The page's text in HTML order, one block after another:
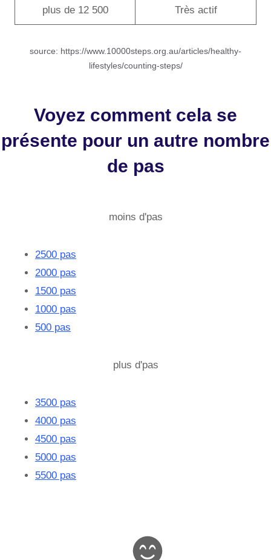
plus de 12 500 Très actif
source: https://www.10000steps.org.au/articles/healthy-
lifestyles/counting-steps/
Voyez comment cela se
présente pour un autre nombre
de pas
moins d'pas
2500 pas
2000 pas
1500 pas
1000 pas
500 pas
plus d'pas
3500 pas
4000 pas
4500 pas
5000 pas
5500 pas